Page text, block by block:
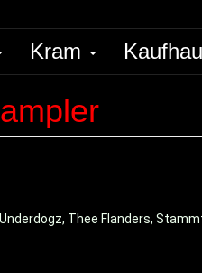
Kram
Thee Flanders,